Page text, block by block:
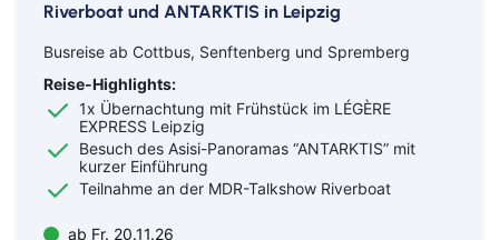
Riverboat und ANTARKTIS in Leipzig
Busreise ab Cottbus, Senftenberg und Spremberg
Reise-Highlights:
1x Übernachtung mit Frühstück im LÉGÈRE
EXPRESS Leipzig
Besuch des Asisi-Panoramas “ANTARKTIS” mit
kurzer Einführung
Teilnahme an der MDR-Talkshow Riverboat
ab Fr. 20.11.26